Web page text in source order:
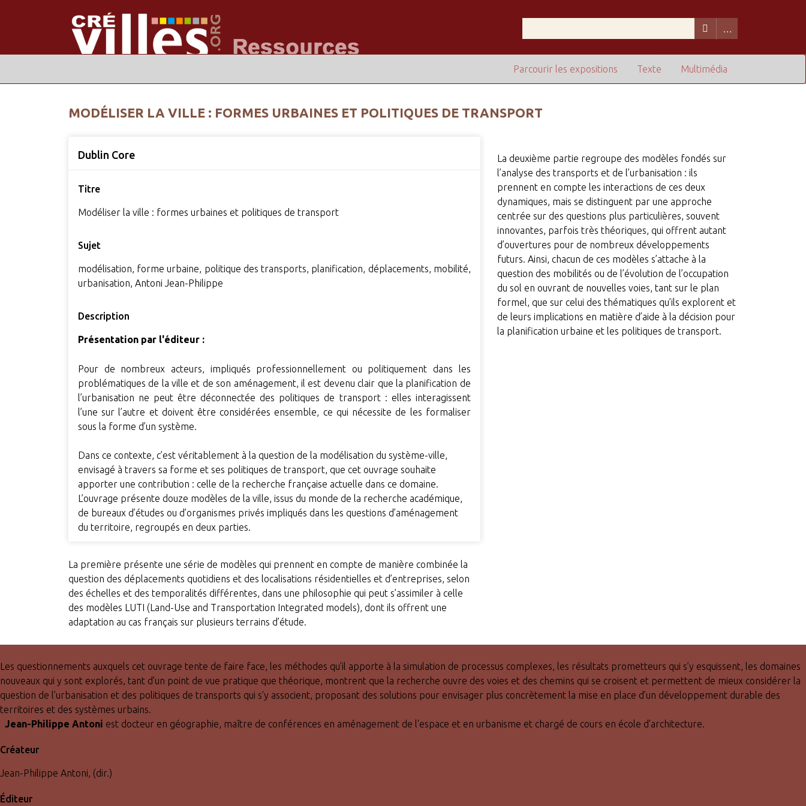
Multimédia
Texte
Parcourir les expositions
MODÉLISER LA VILLE : FORMES URBAINES ET POLITIQUES DE TRANSPORT
Dublin Core
Titre
Modéliser la ville : formes urbaines et politiques de transport
Sujet
modélisation, forme urbaine, politique des transports, planification, déplacements, mobilité,
urbanisation, Antoni Jean-Philippe
Description
Présentation par l'éditeur :
Pour de nombreux acteurs, impliqués professionnellement ou politiquement dans les
problématiques de la ville et de son aménagement, il est devenu clair que la planification de
l’urbanisation ne peut être déconnectée des politiques de transport : elles interagissent
l’une sur l’autre et doivent être considérées ensemble, ce qui nécessite de les formaliser
sous la forme d’un système.
Dans ce contexte, c’est véritablement à la question de la modélisation du système-ville,
envisagé à travers sa forme et ses politiques de transport, que cet ouvrage souhaite
apporter une contribution : celle de la recherche française actuelle dans ce domaine.
L’ouvrage présente douze modèles de la ville, issus du monde de la recherche académique,
de bureaux d’études ou d’organismes privés impliqués dans les questions d’aménagement
du territoire, regroupés en deux parties.
La première présente une série de modèles qui prennent en compte de manière combinée la
question des déplacements quotidiens et des localisations résidentielles et d’entreprises, selon
des échelles et des temporalités différentes, dans une philosophie qui peut s’assimiler à celle
des modèles LUTI (Land-Use and Transportation Integrated models), dont ils offrent une
adaptation au cas français sur plusieurs terrains d’étude.
La deuxième partie regroupe des modèles fondés sur
l’analyse des transports et de l’urbanisation : ils
prennent en compte les interactions de ces deux
dynamiques, mais se distinguent par une approche
centrée sur des questions plus particulières, souvent
innovantes, parfois très théoriques, qui offrent autant
d’ouvertures pour de nombreux développements
futurs. Ainsi, chacun de ces modèles s’attache à la
question des mobilités ou de l’évolution de l’occupation
du sol en ouvrant de nouvelles voies, tant sur le plan
formel, que sur celui des thématiques qu’ils explorent et
de leurs implications en matière d’aide à la décision pour
la planification urbaine et les politiques de transport.
Les questionnements auxquels cet ouvrage tente de faire face, les méthodes qu’il apporte à la simulation de processus complexes, les résultats prometteurs qui s’y esquissent, les domaines
nouveaux qui y sont explorés, tant d’un point de vue pratique que théorique, montrent que la recherche ouvre des voies et des chemins qui se croisent et permettent de mieux considérer la
question de l’urbanisation et des politiques de transports qui s’y associent, proposant des solutions pour envisager plus concrètement la mise en place d’un développement durable des
territoires et des systèmes urbains.
Jean-Philippe Antoni est docteur en géographie, maître de conférences en aménagement de l'espace et en urbanisme et chargé de cours en école d'architecture.
Créateur
Jean-Philippe Antoni, (dir.)
Éditeur